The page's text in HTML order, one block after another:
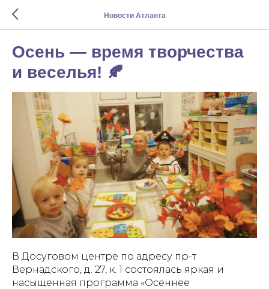
Новости Атланта
Осень — время творчества
и веселья! 🍂
В Досуговом центре по адресу пр-т
Вернадского, д. 27, к. 1 состоялась яркая и
насыщенная программа «Осеннее